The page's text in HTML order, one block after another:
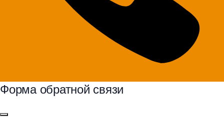
Форма обратной связи